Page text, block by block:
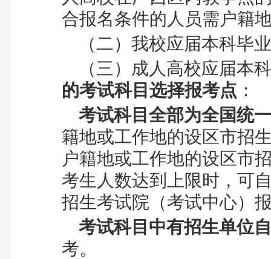
合报名条件的人员需户籍
（二）我校应届本科毕
（三） 成人高校应届本
的考试科目选择报考点 ：
考试科目全部为全国统
籍地或工作地的设区市招
户籍地或工作地的设区市
考生人数达到上限时，可
招生考试院（考试中心）
考试科目中有招生单位
考。